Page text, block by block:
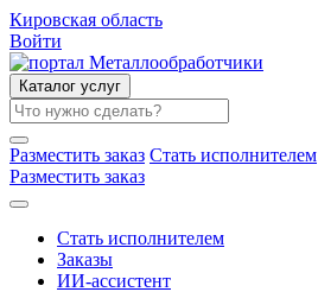
Кировская область
Войти
Каталог услуг
Разместить заказ Стать исполнителем
Разместить заказ
Стать исполнителем
Заказы
ИИ-ассистент